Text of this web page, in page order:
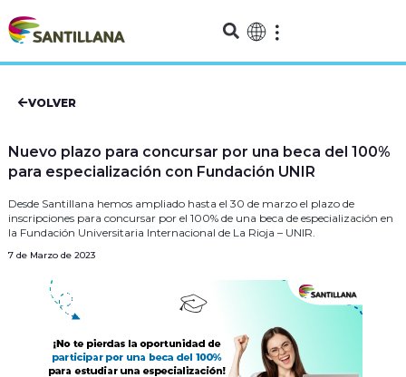
VOLVER
Nuevo plazo para concursar por una beca del 100%
para especialización con Fundación UNIR
Desde Santillana hemos ampliado hasta el 30 de marzo el plazo de
inscripciones para concursar por el 100% de una beca de especialización en
la Fundación Universitaria Internacional de La Rioja – UNIR.
7 de Marzo de 2023